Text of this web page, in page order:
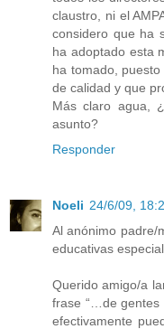
claustro, ni el
considero que ha
ha adoptado esta
ha tomado,
de calidad y que
Más claro agua,
asunto?
Responder
Noeli 24/6/09,
Al anónimo padre/
educativas
Querido amigo/a
frase “…de gentes
efectivamente